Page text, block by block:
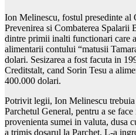
Ion Melinescu, fostul presedinte
Prevenirea si Combaterea
dintre primii inalti functionari care
alimentarii contului “matusii
dolari. Sesizarea a fost facuta in
Creditstalt, cand Sorin Tesu a
400.000 dolari.
Potrivit legii, Ion Melinescu trebuia
Parchetul General, pentru a se
provenienta sumei in valuta, dusa
a trimis dosarul la Parchet. L-a